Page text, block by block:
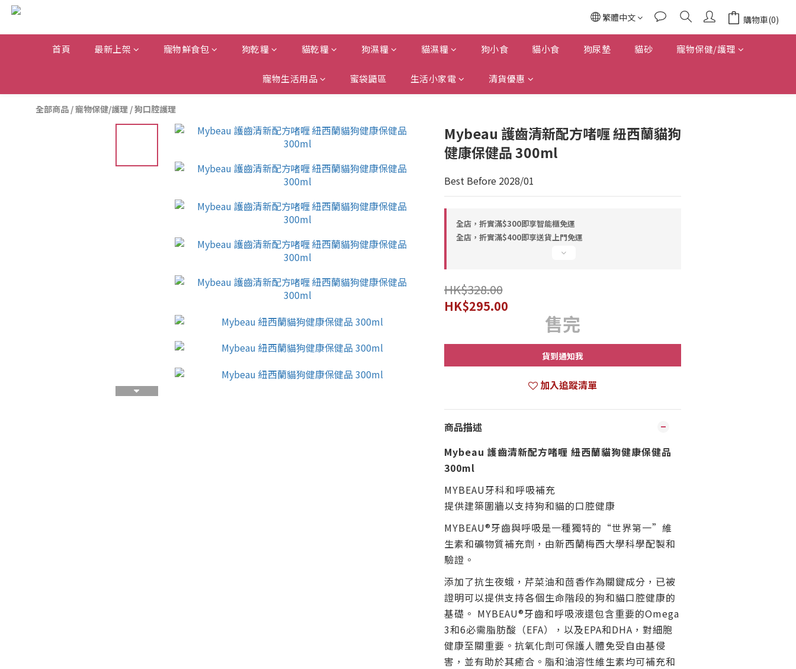
繁體中文 購物車(0)
首頁 最新上架 寵物鮮食包 狗乾糧 貓乾糧 狗濕糧 貓濕糧 狗小食 貓小食 狗尿墊 貓砂 寵物保健/護理
寵物生活用品 蜜袋鼯區 生活小家電 清貨優惠
全部商品 /寵物保健/護理 /狗口腔護理
Mybeau 護齒清新配方啫喱 紐西蘭貓狗
健康保健品 300ml
Best Before 2028/01
全店，折實滿$300即享智能櫃免運
全店，折實滿$400即享送貨上門免運
HK$328.00
HK$295.00
售完
貨到通知我
加入追蹤清單
商品描述
Mybeau 護齒清新配方啫喱 紐西蘭貓狗健康保健品
300ml
MYBEAU牙科和呼吸補充
提供建築圍牆以支持狗和貓的口腔健康
MYBEAU®牙齒與呼吸是一種獨特的“世界第一”維
生素和礦物質補充劑，由新西蘭梅西大學科學配製和
驗證。
添加了抗生夜蛾，芹菜油和茴香作為關鍵成分，已被
證明可以提供支持各個生命階段的狗和貓口腔健康的
基礎。 MYBEAU®牙齒和呼吸液還包含重要的Omega
3和6必需脂肪酸（EFA），以及EPA和DHA，對細胞
健康至關重要。抗氧化劑可保護人體免受自由基侵
害，並有助於其癒合。脂和油溶性維生素均可補充和